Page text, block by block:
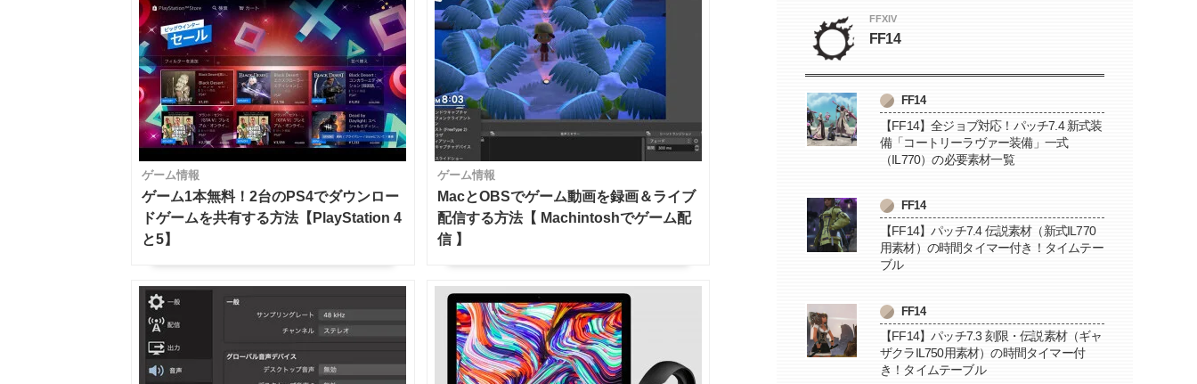
ゲーム情報
ゲーム1本無料！2台のPS4でダウンロー
ドゲームを共有する方法【PlayStation 4
と5】
ゲーム情報
MacとOBSでゲーム動画を録画＆ライブ
配信する方法【 Machintoshでゲーム配
信 】
FFXIV
FF14
FF14
【FF14】全ジョブ対応！パッチ7.4 新式装
備「コートリーラヴァー装備」一式
（IL770）の必要素材一覧
FF14
【FF14】パッチ7.4 伝説素材（新式IL770
用素材）の時間タイマー付き！タイムテー
ブル
FF14
【FF14】パッチ7.3 刻限・伝説素材（ギャ
ザクラIL750用素材）の時間タイマー付
き！タイムテーブル